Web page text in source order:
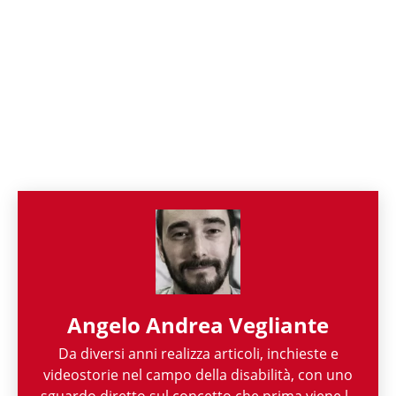
Angelo Andrea Vegliante
Da diversi anni realizza articoli, inchieste e
videostorie nel campo della disabilità, con uno